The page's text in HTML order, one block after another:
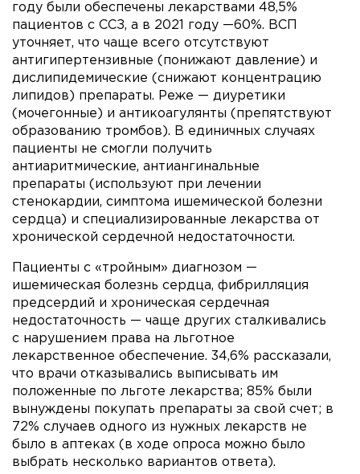
году были обеспечены лекарствами 48,5%
пациентов с ССЗ, а в 2021 году —60%. ВСП
уточняет, что чаще всего отсутствуют
антигипертензивные (понижают давление) и
дислипидемические (снижают концентрацию
липидов) препараты. Реже — диуретики
(мочегонные) и антикоагулянты (препятствуют
образованию тромбов). В единичных случаях
пациенты не смогли получить
антиаритмические, антиангинальные
препараты (используют при лечении
стенокардии, симптома ишемической болезни
сердца) и специализированные лекарства от
хронической сердечной недостаточности.
Пациенты с «тройным» диагнозом —
ишемическая болезнь сердца, фибрилляция
предсердий и хроническая сердечная
недостаточность — чаще других сталкивались
с нарушением права на льготное
лекарственное обеспечение. 34,6% рассказали,
что врачи отказывались выписывать им
положенные по льготе лекарства; 85% были
вынуждены покупать препараты за свой счет; в
72% случаев одного из нужных лекарств не
было в аптеках (в ходе опроса можно было
выбрать несколько вариантов ответа).